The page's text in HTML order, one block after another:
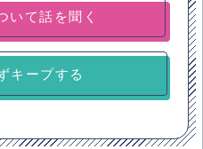
キープする